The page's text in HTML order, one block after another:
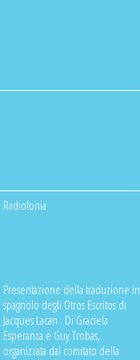
Radiofonia
Presentazione della traduzione in
spagnolo degli Otros Escritos di
Jacques Lacan . Di Graciela
Esperanza e Guy Trobas,
organizzata dal comitato della